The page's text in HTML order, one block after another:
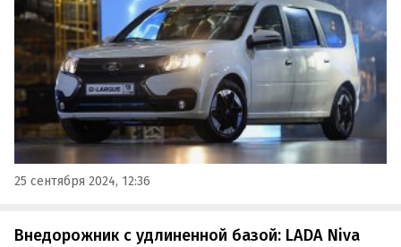
Соколова и главы Удмуртской Республики Александра…
25 сентября 2024, 12:36
Внедорожник с удлиненной базой: LADA Niva